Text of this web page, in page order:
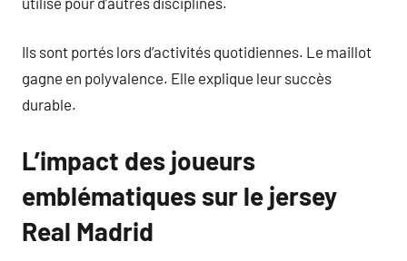
Ils sont portés lors d’activités quotidiennes. Le maillot
gagne en polyvalence. Elle explique leur succès
durable.
L’impact des joueurs
emblématiques sur le jersey
Real Madrid